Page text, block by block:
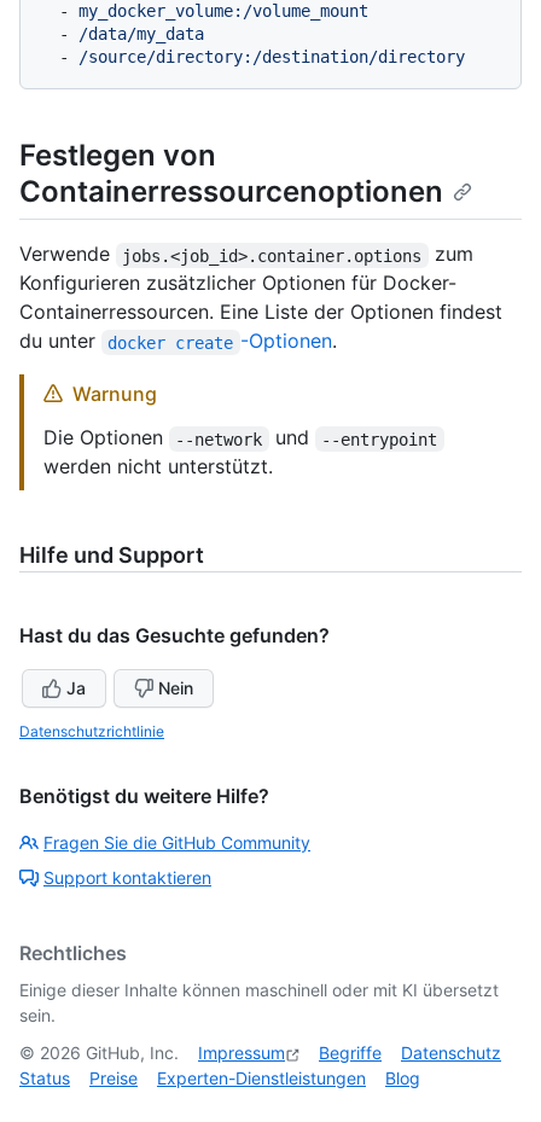
-
my_docker_volume:/volume_mount
-
/data/my_data
-
/source/directory:/destination/directory
Festlegen von
Containerressourcenoptionen
Verwende jobs.<job_id>.container.options
zum
Konfigurieren zusätzlicher Optionen für Docker-
Containerressourcen. Eine Liste der Optionen findest
du unter
docker create -Optionen.
Warnung
Die Optionen
--network und --entrypoint
werden nicht unterstützt.
Hilfe und Support
Hast du das Gesuchte gefunden?
Ja Nein
Datenschutzrichtlinie
Benötigst du weitere Hilfe?
Fragen Sie die GitHub Community
Support kontaktieren
Rechtliches
Einige dieser Inhalte können maschinell oder mit KI übersetzt
sein.
© 2026 GitHub, Inc. Impressum Begriffe
Datenschutz
Status
Preise Experten-Dienstleistungen Blog